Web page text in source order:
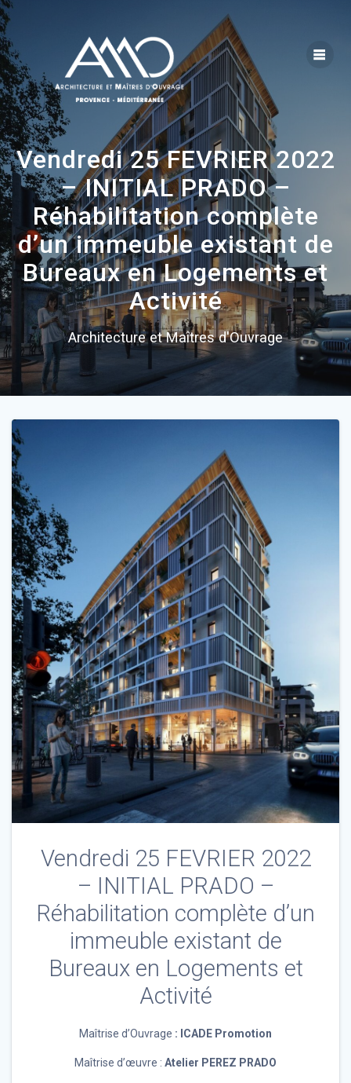
content
Vendredi 25 FEVRIER 2022
– INITIAL PRADO –
Réhabilitation complète
d’un immeuble existant de
Bureaux en Logements et
Activité
Architecture et Maîtres d'Ouvrage
Vendredi 25 FEVRIER 2022
– INITIAL PRADO –
Réhabilitation complète d’un
immeuble existant de
Bureaux en Logements et
Activité
Maîtrise d’Ouvrage : ICADE Promotion
Maîtrise d’œuvre : Atelier PEREZ PRADO